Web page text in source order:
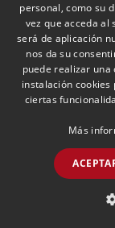
José
dinero
26/05/2026
personal, como su
vez que acceda al
será de aplicación
nos da su
puede realizar
instalación cookies
ciertas
Más